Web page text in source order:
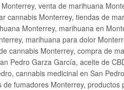
venta de marihuana
cannabis Monterrey, tiendas de
Monterrey, marihuana en
marihuana para dolor
cannabis Monterrey, compra de
Pedro Garza García, aceite de
cannabis medicinal en San
fumadores Monterrey,